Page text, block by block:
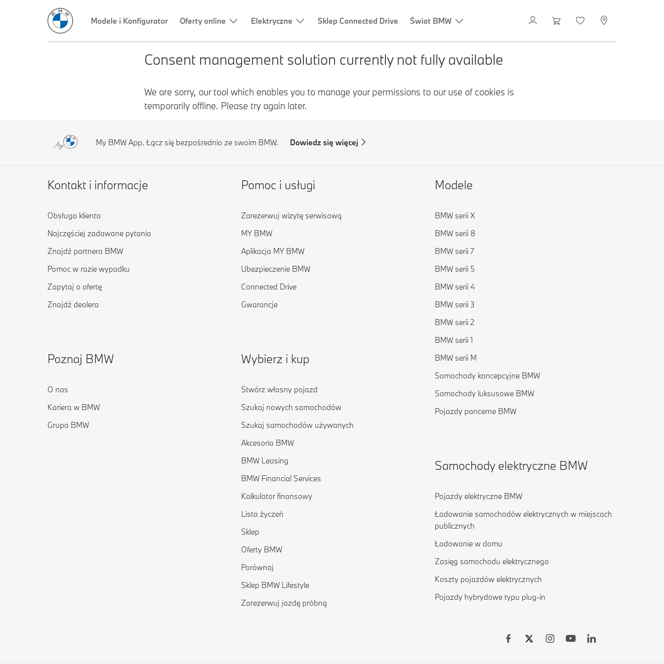
Modele i Konfigurator Oferty online Elektryczne Sklep Connected Drive Świat BMW
My BMW App. Łącz się bezpośrednio ze swoim BMW. Dowiedz się więcej
Kontakt i informacje
Obsługa klienta
Najczęściej zadawane pytania
Znajdź partnera BMW
Pomoc w razie wypadku
Zapytaj o ofertę
Znajdź dealera
Poznaj BMW
O nas
Kariera w BMW
Grupa BMW
Pomoc i usługi
Zarezerwuj wizytę serwisową
MY BMW
Aplikacja MY BMW
Ubezpieczenie BMW
Connected Drive
Gwarancje
Wybierz i kup
Stwórz własny pojazd
Szukaj nowych samochodów
Szukaj samochodów używanych
Akcesoria BMW
BMW Leasing
BMW Financial Services
Kalkulator finansowy
Lista życzeń
Sklep
Oferty BMW
Porównaj
Sklep BMW Lifestyle
Zarezerwuj jazdę próbną
Modele
BMW serii X
BMW serii 8
BMW serii 7
BMW serii 5
BMW serii 4
BMW serii 3
BMW serii 2
BMW serii 1
BMW serii M
Samochody koncepcyjne BMW
Samochody luksusowe BMW
Pojazdy pancerne BMW
Samochody elektryczne BMW
Pojazdy elektryczne BMW
Ładowanie samochodów elektrycznych w miejscach
publicznych
Ładowanie w domu
Zasięg samochodu elektrycznego
Koszty pojazdów elektrycznych
Pojazdy hybrydowe typu plug-in